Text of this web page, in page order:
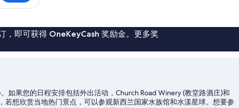
，即可获得 OneKeyCash 奖励金。更多奖
如果您的日程安排包括外出活动，Church Road Winery (教堂路酒庄)和
若想欣赏当地热门景点，可以参观新西兰国家水族馆和水漾星球。想要参